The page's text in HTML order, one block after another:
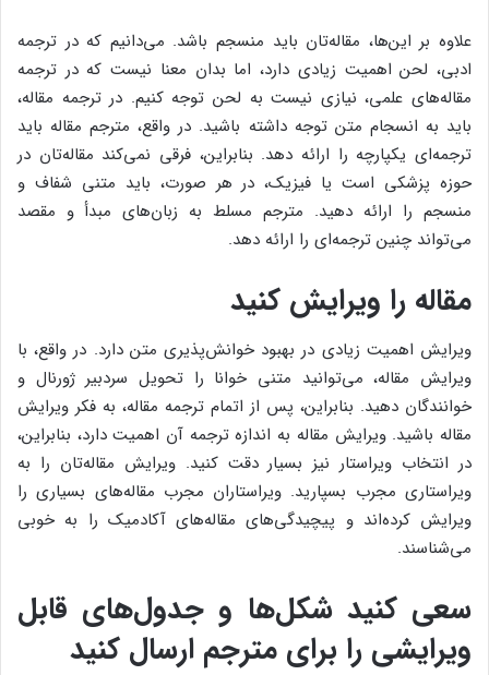
علاوه بر این‌ها، مقاله‌تان باید منسجم باشد. می‌دانیم که در ترجمه
ادبی، لحن اهمیت زیادی دارد، اما بدان معنا نیست که در ترجمه
مقاله‌های علمی، نیازی نیست به لحن توجه کنیم. در ترجمه مقاله،
باید به انسجام متن توجه داشته باشید. در واقع، مترجم مقاله باید
ترجمه‌ای یکپارچه را ارائه دهد. بنابراین، فرقی نمی‌کند مقاله‌تان در
حوزه پزشکی است یا فیزیک، در هر صورت، باید متنی شفاف و
منسجم را ارائه دهید. مترجم مسلط به زبان‌های مبدأ و مقصد
می‌تواند چنین ترجمه‌ای را ارائه دهد.
مقاله را ویرایش کنید
ویرایش اهمیت زیادی در بهبود خوانش‌پذیری متن دارد. در واقع، با
ویرایش مقاله، می‌توانید متنی خوانا را تحویل سردبیر ژورنال و
خوانندگان دهید. بنابراین، پس از اتمام ترجمه مقاله، به فکر ویرایش
مقاله باشید. ویرایش مقاله به اندازه ترجمه آن اهمیت دارد، بنابراین،
در انتخاب ویراستار نیز بسیار دقت کنید. ویرایش مقاله‌تان را به
ویراستاری مجرب بسپارید. ویراستاران مجرب مقاله‌های بسیاری را
ویرایش کرده‌اند و پیچیدگی‌های مقاله‌های آکادمیک را به خوبی
می‌شناسند.
سعی کنید شکل‌ها و جدول‌های‌ قابل
ویرایشی را برای مترجم ارسال کنید